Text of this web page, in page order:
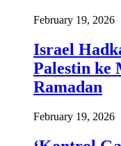
February 19, 2026
Israel
Palestin ke
Ramadan
February 19, 2026